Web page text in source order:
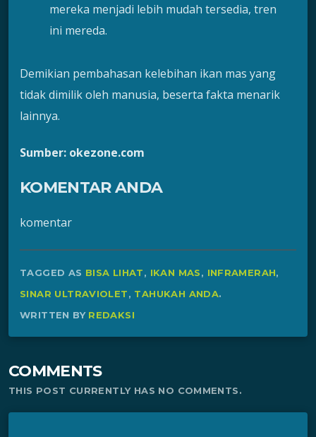
mereka menjadi lebih mudah tersedia, tren
ini mereda.
Demikian pembahasan kelebihan ikan mas yang
tidak dimilik oleh manusia, beserta fakta menarik
lainnya.
Sumber: okezone.com
KOMENTAR ANDA
komentar
TAGGED AS BISA LIHAT, IKAN MAS, INFRAMERAH,
SINAR ULTRAVIOLET, TAHUKAH ANDA.
WRITTEN BY REDAKSI
COMMENTS
THIS POST CURRENTLY HAS NO COMMENTS.